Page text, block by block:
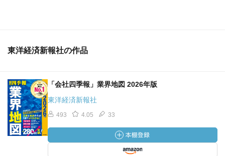
東洋経済新報社の作品
「会社四季報」業界地図 2026年版
東洋経済新報社
493 4.05 33